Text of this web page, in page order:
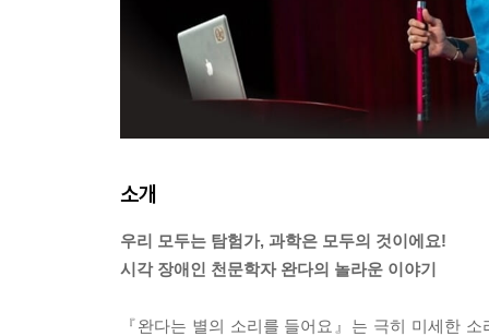
소개
우리 모두는 탐험가, 과학은 모두의 것이에요!
시각 장애인 천문학자 완다의 놀라운 이야기
『완다는 별의 소리를 들어요』는 극히 미세한